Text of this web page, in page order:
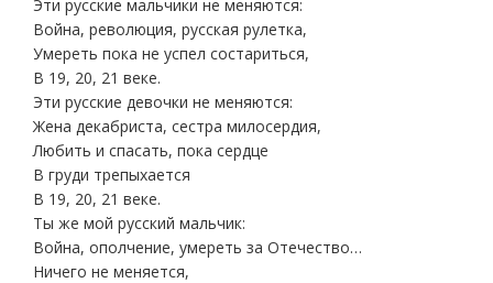
Эти русские мальчики не меняются:
Война, революция, русская рулетка,
Умереть пока не успел состариться,
В 19, 20, 21 веке.
Эти русские девочки не меняются:
Жена декабриста, сестра милосердия,
Любить и спасать, пока сердце
В груди трепыхается
В 19, 20, 21 веке.
Ты же мой русский мальчик:
Война, ополчение, умереть за Отечество…
Ничего не меняется,